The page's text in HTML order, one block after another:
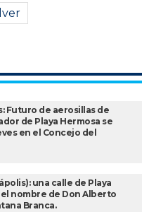
Futuro de aerosillas de
de Playa Hermosa se
en el Concejo del
una calle de Playa
nombre de Don Alberto
Branca.